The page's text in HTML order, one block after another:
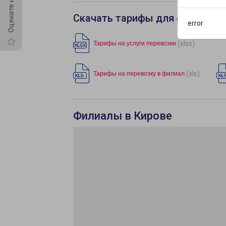
error
Скачать тарифы для филиала
Тарифы на услуги перевозки (xlsx)
Тарифы на перевозку в филиал (xls)
Филиалы в Кирове